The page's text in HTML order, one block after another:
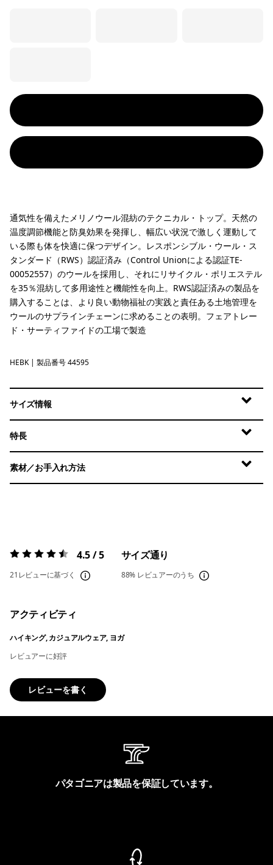
通気性を備えたメリノウール混紡のテクニカル・トップ。天然の
温度調節機能と防臭効果を発揮し、幅広い状況で激しく運動して
いる際も体を快適に保つデザイン。レスポンシブル・ウール・ス
タンダード（RWS）認証済み（Control Unionによる認証TE-
00052557）のウールを採用し、それにリサイクル・ポリエステル
を35％混紡して多用途性と機能性を向上。RWS認証済みの製品を
購入することは、より良い動物福祉の実践と責任ある土地管理を
ウールのサプラインチェーンに求めることの表明。フェアトレー
ド・サーティファイドの工場で製造
Heritage Header: Black
HEBK | 製品番号 44595
サイズ情報
特長
素材／お手入れ方法
評価:4.5 / 5 4.5 / 5
21レビューに基づく
サイズ通り
88% レビュアーのうち
アクティビティ
ハイキング, カジュアルウェア, ヨガ
レビュアーに好評
レビューを書く
パタゴニアは製品を保証しています。